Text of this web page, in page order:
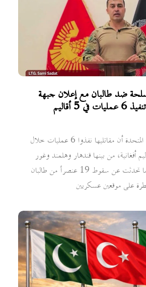
ضد طالبان مع إعلان جبهة
5 أقاليم
أعلنت جبهة أفغانستان المتحدة أن مقاتليها نفذوا 6 عمليات خلال
أفغانية، من بينها قندهار وهلمند وغور
وبغلان وبدخشان، فيما تحدثت عن سقوط 19 عنصراً من طالبان
على موقعين عسكريين